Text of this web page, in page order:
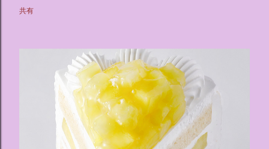
共有